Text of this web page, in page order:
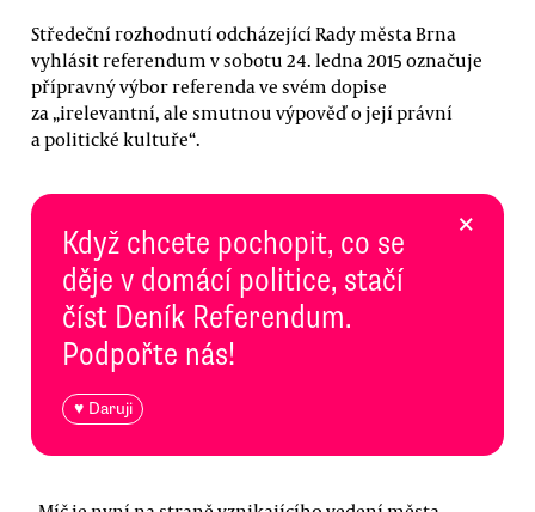
Středeční rozhodnutí odcházející Rady města Brna
vyhlásit referendum v sobotu 24. ledna 2015 označuje
přípravný výbor referenda ve svém dopise
za „irelevantní, ale smutnou výpověď o její právní
a politické kultuře“.
Když chcete pochopit, co se
děje v domácí politice, stačí
číst Deník Referendum.
Podpořte nás!
♥ Daruji
×